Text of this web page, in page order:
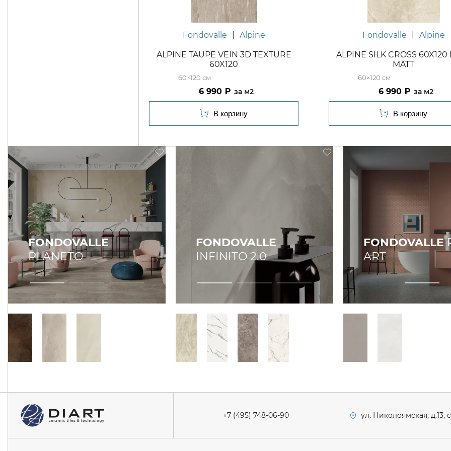
Fondovalle Alpine
ALPINE TAUPE VEIN 3D TEXTURE
60X120
60×120
6 990 м2
Fondovalle Alpine
ALPINE SILK CROSS 60X120
MATT
60×120
6 990 м2
FONDOVALLE
PLANETO
FONDOVALLE
INFINITO 2.0
FONDOVALLE
ART
+7 (495) 748-06-90 ул. Николоямская, д.13,